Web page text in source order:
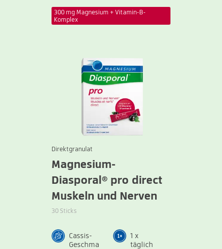
300 mg Magnesium + Vitamin-B-
Komplex
Direktgranulat
Magnesium-
Diasporal® pro direct
Muskeln und Nerven
30 Sticks
Cassis-
Geschma
1 x
täglich